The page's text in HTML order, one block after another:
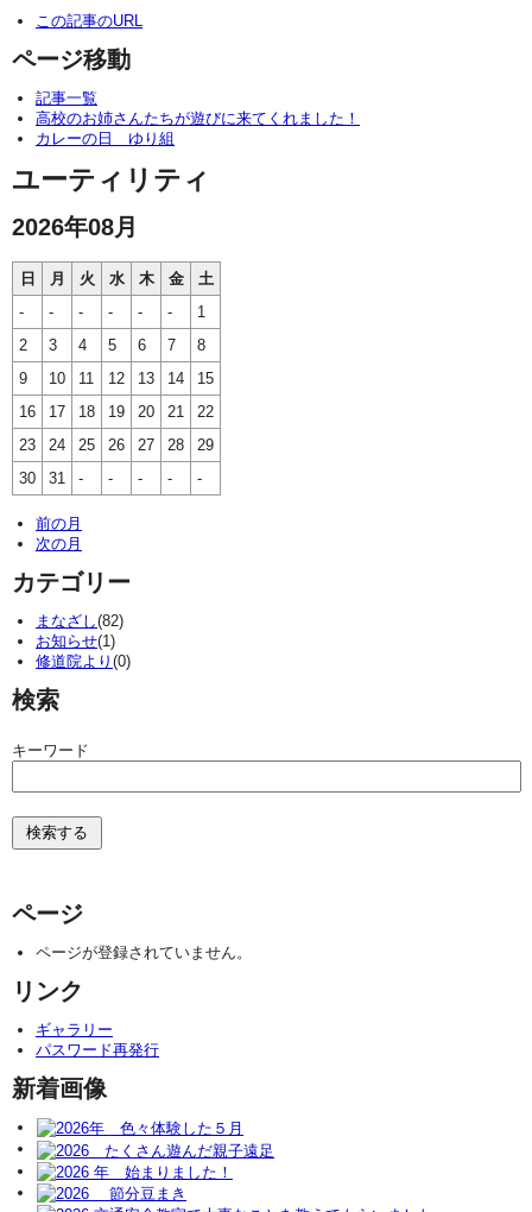
この記事のURL
ページ移動
記事一覧
高校のお姉さんたちが遊びに来てくれました！
カレーの日 ゆり組
ユーティリティ
2026年08月
日 月 火 水 木 金
土
-
- - - - -
1
2
3 4 5 6 7
8
9
10 11 12 13 14
15
16
17 18 19 20 21
22
23
24 25 26 27 28
29
30
31 - - - - -
前の月
次の月
カテゴリー
まなざし(82)
お知らせ(1)
修道院より (0)
検索
キーワード
ページ
ページが登録されていません。
リンク
ギャラリー
パスワード再発行
新着画像